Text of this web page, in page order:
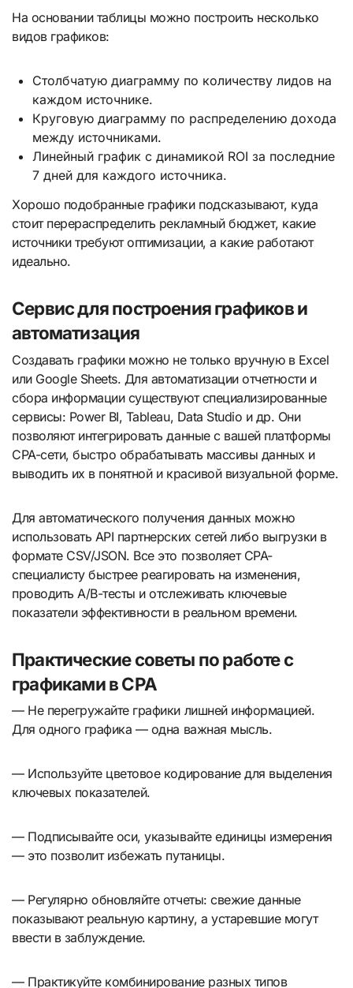
На основании таблицы можно построить несколько
видов графиков:
Столбчатую диаграмму по количеству лидов на
каждом источнике.
Круговую диаграмму по распределению дохода
между источниками.
Линейный график с динамикой ROI за последние
7 дней для каждого источника.
Хорошо подобранные графики подсказывают, куда
стоит перераспределить рекламный бюджет, какие
источники требуют оптимизации, а какие работают
идеально.
Сервис для построения графиков и
автоматизация
Создавать графики можно не только вручную в Excel
или Google Sheets. Для автоматизации отчетности и
сбора информации существуют специализированные
сервисы: Power BI, Tableau, Data Studio и др. Они
позволяют интегрировать данные с вашей платформы
CPA-сети, быстро обрабатывать массивы данных и
выводить их в понятной и красивой визуальной форме.
Для автоматического получения данных можно
использовать API партнерских сетей либо выгрузки в
формате CSV/JSON. Все это позволяет CPA-
специалисту быстрее реагировать на изменения,
проводить A/B-тесты и отслеживать ключевые
показатели эффективности в реальном времени.
Практические советы по работе с
графиками в CPA
— Не перегружайте графики лишней информацией.
Для одного графика — одна важная мысль.
— Используйте цветовое кодирование для выделения
ключевых показателей.
— Подписывайте оси, указывайте единицы измерения
— это позволит избежать путаницы.
— Регулярно обновляйте отчеты: свежие данные
показывают реальную картину, а устаревшие могут
ввести в заблуждение.
— Практикуйте комбинирование разных типов